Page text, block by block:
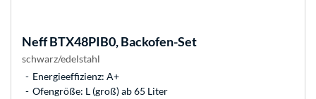
NeffBTX48PIB0, Backofen-Set
schwarz/edelstahl
Energieeffizienz: A+
Ofengröße: L (groß) ab 65 Liter